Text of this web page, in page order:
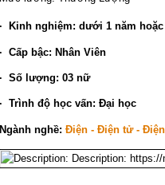
· Kinh nghiệm: dưới 1 năm
· Cấp bậc: Nhân Viên
· Số lượng: 03 nữ
· Trình độ học vấn: Đại học
Ngành nghề: Điện - Điện tử -